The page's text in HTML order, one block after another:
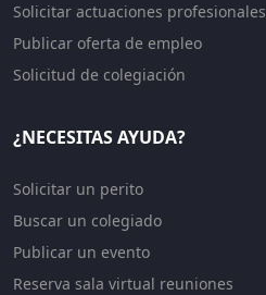
Solicitar actuaciones profesionales
Publicar oferta de empleo
Solicitud de colegiación
¿NECESITAS AYUDA?
Solicitar un perito
Buscar un colegiado
Publicar un evento
Reserva sala virtual reuniones